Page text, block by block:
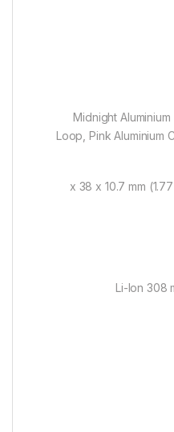
Midnight
Loop, Pink Aluminium